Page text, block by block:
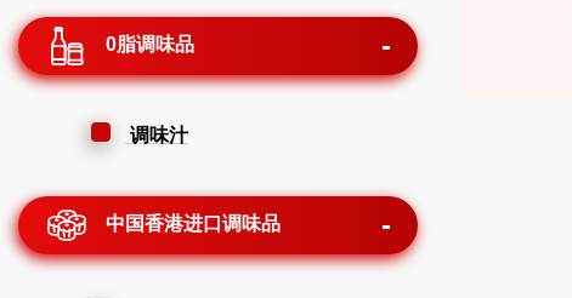
0脂调味品
调味汁
中国香港进口调味品